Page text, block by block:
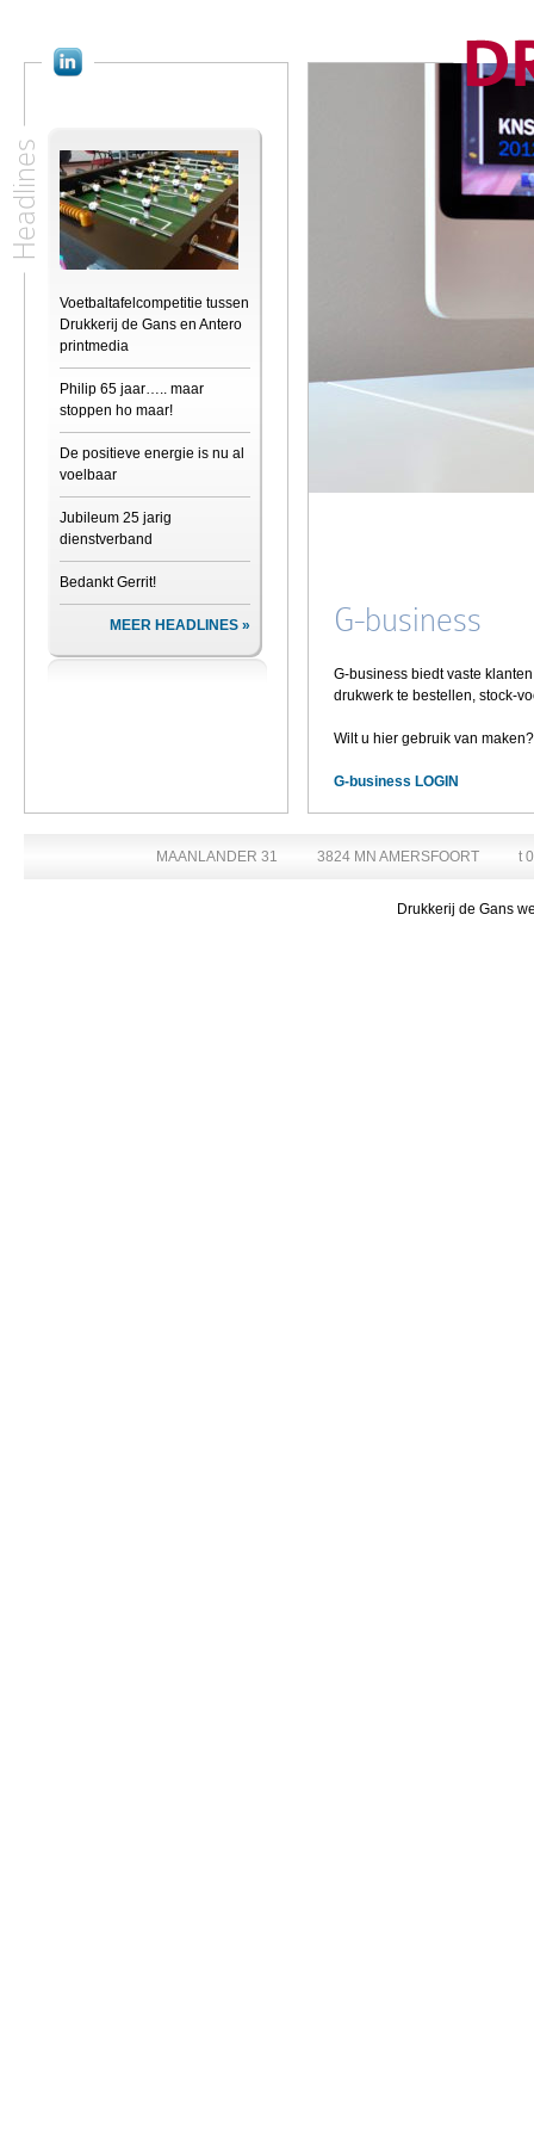
G-business
G-business biedt vaste
drukwerk te bestellen, stock-
Wilt u hier gebruik van
G-business LOGIN
Headlines
Voetbaltafelcompetitie tussen
Drukkerij de Gans en Antero
printmedia
Philip 65 jaar….. maar
stoppen ho maar!
De positieve energie is nu al
voelbaar
Jubileum 25 jarig
dienstverband
Bedankt Gerrit!
MEER HEADLINES
MAANLANDER 31 3824 MN AMERSFOORT t
Drukkerij de Gans